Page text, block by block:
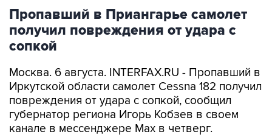
Пропавший в Приангарье самолет
получил повреждения от удара с
сопкой
Москва. 6 августа. INTERFAX.RU - Пропавший в
Иркутской области самолет Cessna 182 получил
повреждения от удара с сопкой, сообщил
губернатор региона Игорь Кобзев в своем
канале в мессенджере Мах в четверг.